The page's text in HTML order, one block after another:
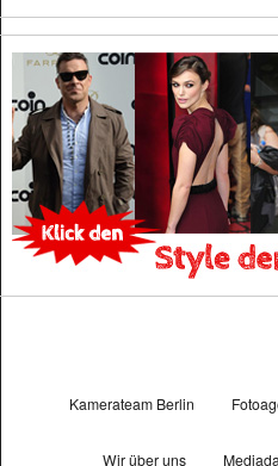
Kamerateam Berlin
Wir über uns